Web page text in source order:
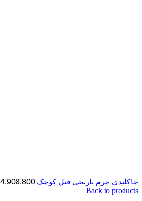
جاکلیدی چرم نارنجی فیل کوچک 4,908,800
Back to products